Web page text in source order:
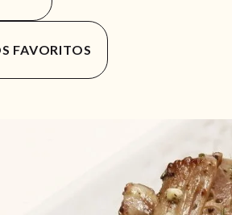
FAVORITOS